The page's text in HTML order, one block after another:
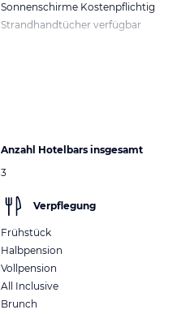
Sonnenschirme Kostenpflichtig
Strandhandtücher verfügbar
Anzahl Hotelbars insgesamt
3
Verpflegung
Frühstück
Halbpension
Vollpension
All Inclusive
Brunch